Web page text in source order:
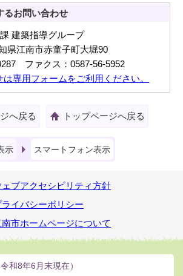
るお問い合わせ
建築指導グループ
県江南市赤童子町大堀90
ファクス：0587-56-5952
専用フォームをご利用ください。
へ戻る トップページへ戻る
示 スマートフォン表示
ェブアクセシビリティ方針
ライバシーポリシー
南市ホームページについて
令和8年6月末現在）